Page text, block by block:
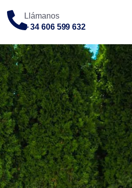
Llámanos
+ 34 606 599 632